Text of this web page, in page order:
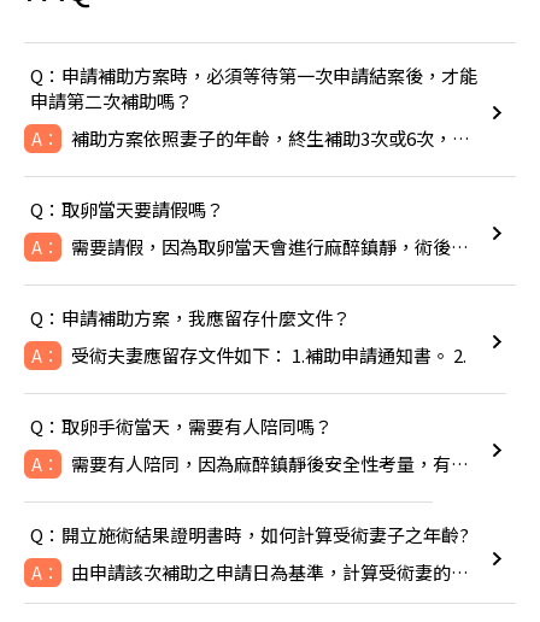
Q：申請補助方案時，必須等待第一次申請結案後，才能
申請第二次補助嗎？
A： 補助方案依照妻子的年齡，終生補助3次或6次，除非成功生下寶寶
Q：取卵當天要請假嗎？
A： 需要請假，因為取卵當天會進行麻醉鎮靜，術後可能會感到頭暈噁心
Q：申請補助方案，我應留存什麼文件？
A： 受術夫妻應留存文件如下： 1.補助申請通知書。 2.
Q：取卵手術當天，需要有人陪同嗎？
A： 需要有人陪同，因為麻醉鎮靜後安全性考量，有人陪同比較安全。
Q：開立施術結果證明書時，如何計算受術妻子之年齡?
A： 由申請該次補助之申請日為基準，計算受術妻的年齡，即TFC於線